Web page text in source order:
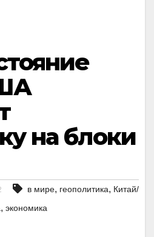
на блоки
в мире, геополитика, Китай/
, экономика